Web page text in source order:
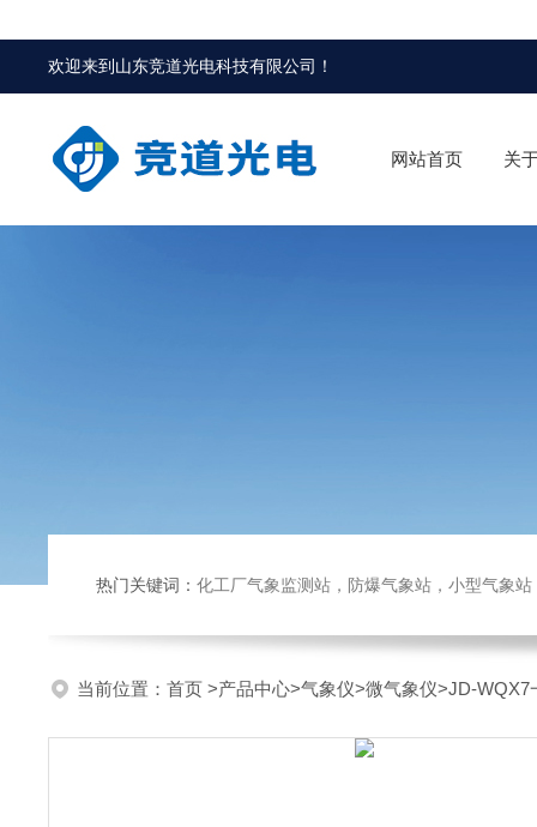
欢迎来到 山东竞道光电科技有限公司 ！
网站首页 关
热门关键词： 化工厂气象监测站，防爆气象站，小型气象站，化
当前位置： 首页 >产品中心>气象仪>微气象仪>JD-WQX7